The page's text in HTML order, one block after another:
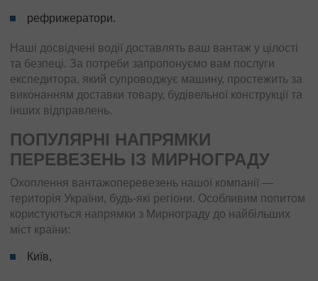
рефрижератори.
Наші досвідчені водії доставлять ваш вантаж у цілості
та безпеці. За потреби запропонуємо вам послуги
експедитора, який супроводжує машину, простежить за
виконанням доставки товару, будівельної конструкції та
інших відправлень.
ПОПУЛЯРНІ НАПРЯМКИ
ПЕРЕВЕЗЕНЬ ІЗ МИРНОГРАДУ
Охоплення вантажоперевезень нашої компанії —
територія України, будь-які регіони. Особливим попитом
користуються напрямки з Мирнограду до найбільших
міст країни:
Київ,